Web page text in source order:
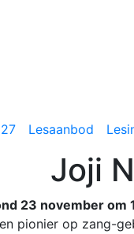
Lesaanbod
Joji
23 november om
pionier op zang-